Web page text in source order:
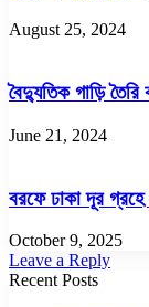
August 25, 2024
বৈদ্যুতিক গাড়ি
June 21, 2024
বরফে ঢাকা দূর গ্রহে
October 9, 2025
Leave a Reply
Recent Posts